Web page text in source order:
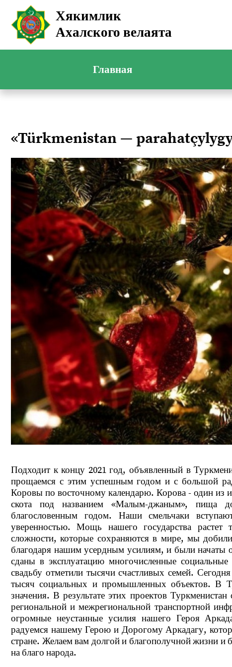
Хякимлик
Ахалского велаята
Главная
«Türkmenistan —
Подходит к концу 2021 год, объявленный в
прощаемся с этим успешным годом и с большой
Коровы по восточному календарю. Корова - один из
скота под названием «Малым-джаным», пища
благословенным годом. Наши смельчаки
уверенностью. Мощь нашего государства
сложности, которые сохраняются в мире, мы
благодаря нашим усердным усилиям, и были
сданы в эксплуатацию многочисленные
свадьбу отметили тысячи счастливых семей.
тысяч социальных и промышленных объектов. В
значения. В результате этих проектов
региональной и межрегиональной транспортной
огромные неустанные усилия нашего Героя
радуемся нашему Герою и Дорогому Аркадагу,
стране. Желаем вам долгой и благополучной жизни
на благо народа.